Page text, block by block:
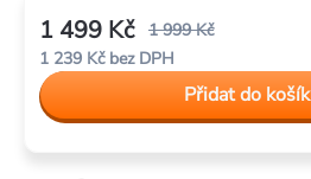
1 999 Kč
1 499 Kč
1 239 Kč bez DPH
Měrná
cena:
Přidat do